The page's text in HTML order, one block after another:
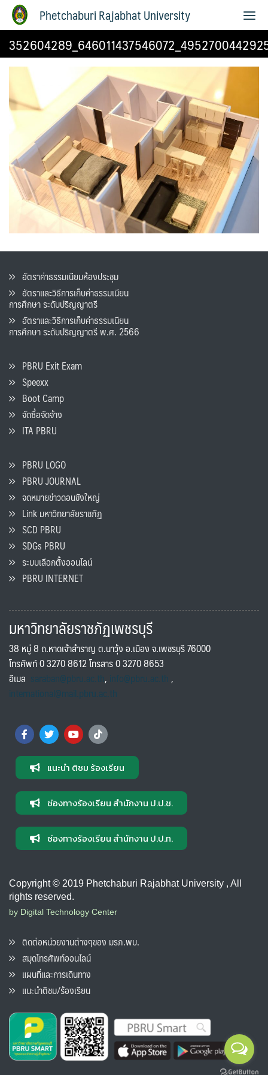
Phetchaburi Rajabhat University
อัตราค่าธรรมเนียมห้องประชุม
อัตราและวิธีการเก็บค่าธรรมเนียน
การศึกษา ระดับปริญญาตรี
อัตราและวิธีการเก็บค่าธรรมเนียน
การศึกษา ระดับปริญญาตรี พ.ศ. 2566
PBRU Exit Exam
Speexx
Boot Camp
จัดซื้อจัดจ้าง
ITA PBRU
PBRU LOGO
PBRU JOURNAL
จดหมายข่าวดอนขังใหญ่
Link มหาวิทยาลัยราชภัฏ
SCD PBRU
SDGs PBRU
ระบบเลือกตั้งออนไลน์
PBRU INTERNET
มหาวิทยาลัยราชภัฏเพชรบุรี
38 หมู่ 8 ถ.หาดเจ้าสำราญ ต.นาวุ้ง อ.เมือง จ.เพชรบุรี 76000
โทรศัพท์ 0 3270 8612 โทรสาร 0 3270 8653
อีเมล saraban@pbru.ac.th, info@pbru.ac.th,
international@mail.pbru.ac.th
แนะนำ ติชม ร้องเรียน
ช่องทางร้องเรียน สำนักงาน ป.ป.ช.
ช่องทางร้องเรียน สำนักงาน ป.ป.ท.
Copyright © 2019 Phetchaburi Rajabhat University , All
rights reserved.
by Digital Technology Center
ติดต่อหน่วยงานต่างๆของ มรภ.พบ.
สมุดโทรศัพท์ออนไลน์
แผนที่และการเดินทาง
แนะนำติชม/ร้องเรียน